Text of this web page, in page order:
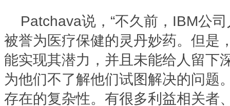
Patchava说，“不久前，IBM公
被誉为医疗保健的灵丹妙药。但是
能实现其潜力，并且未能给人留下
为他们不了解他们试图解决的问题
存在的复杂性。有很多利益相关者